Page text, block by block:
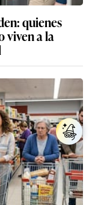
quienes
viven a la